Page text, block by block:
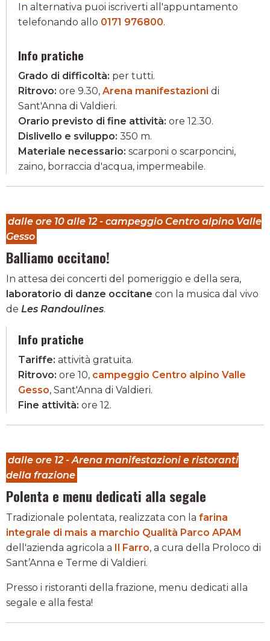
In alternativa puoi iscriverti all'appuntamento
telefonando allo 0171 976800.
Info pratiche
Grado di difficoltà: per tutti.
Ritrovo: ore 9.30, Arena manifestazioni di
Sant'Anna di Valdieri.
Orario previsto di fine attività: ore 12.30.
Dislivello e sviluppo: 350 m.
Materiale necessario: scarponi o scarponcini,
zaino, borraccia d'acqua, impermeabile.
dalle ore 10 alle 12 - campeggio Centro alpino Valle
Gesso
Balliamo occitano!
In attesa dei concerti del pomeriggio e della sera,
laboratorio di danze occitane con la musica dal vivo
de Les Randoulines.
Info pratiche
Tariffe: attività gratuita.
Ritrovo: ore 10, campeggio Centro alpino Valle
Gesso, Sant'Anna di Valdieri.
Fine attività: ore 12.
dalle ore 12 - Arena manifestazioni e ristoranti
della frazione
Polenta e menu dedicati alla segale
Tradizionale polentata, realizzata con la farina
integrale di mais a marchio Qualità Parco APAM
dell'azienda agricola a Il Farro, a cura della Proloco di
Sant’Anna e Terme di Valdieri.
Presso i ristoranti della frazione, menu dedicati alla
segale e alla festa!